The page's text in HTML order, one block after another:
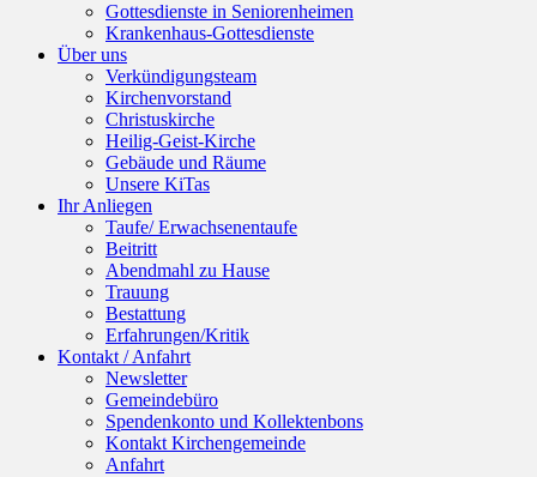
Gottesdienste in Seniorenheimen
Krankenhaus-Gottesdienste
Über uns
Verkündigungsteam
Kirchenvorstand
Christuskirche
Heilig-Geist-Kirche
Gebäude und Räume
Unsere KiTas
Ihr Anliegen
Taufe/ Erwachsenentaufe
Beitritt
Abendmahl zu Hause
Trauung
Bestattung
Erfahrungen/Kritik
Kontakt / Anfahrt
Newsletter
Gemeindebüro
Spendenkonto und Kollektenbons
Kontakt Kirchengemeinde
Anfahrt